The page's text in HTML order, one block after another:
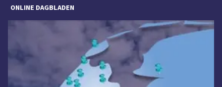
ONLINE DAGBLADEN